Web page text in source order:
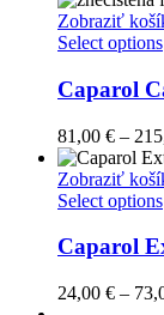
Zobraziť
Select options
Caparol
81,00 € –
Zobraziť
Select options
Caparol
24,00 € –